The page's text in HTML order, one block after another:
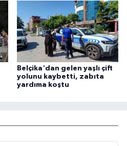
Belçika'dan gelen yaşlı çift
yolunu kaybetti, zabıta
yardıma koştu